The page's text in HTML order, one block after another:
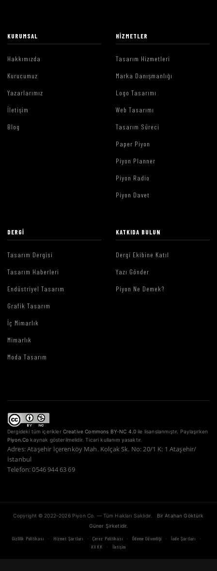
KURUMSAL
Hakkımızda
Kurucumuz
Yazarlarımız
İletişim
Blog
HIZMETLER
Tasarım Hizmetleri
Marka Danışmanlığı
Logo Tasarımı
Web Tasarımı
Tasarım Süreci
Paper Piyon
Piyon Planner
Piyon Radio
Piyon Davet
DERGI
Tasarım Dergisi
Tasarım Haberleri
Endüstriyel Tasarım
Grafik Tasarım
İç Mimarlık
Mimarlık
Moda Tasarım
KATKIDA BULUN
Dergi Ekibine Katıl
Yazı Gönder
Piyon Ne Demek?
Dergideki tüm içerikler Creative Commons BY-NC 4.0 ile lisanslanmıştır. Paylaşırken
Piyon.Co kaynak gösterilmelidir. Ticari kullanım yasaktır.
Adres: Ataşehir İçerenköy Mah. Kolçak Sk. No: 20/1 K: 1 Ataşehir/
İstanbul
Telefon: 0546 944 63 69
Copyright © 2022–2026 Piyon Co. — Tüm Hakları Saklıdır.
Bir Atahan Göktürk
Güner Şirketidir.
Gizlilik Politikası · Hizmet Şartları · Çerez Politikası · Ödeme Güvenliği · İade Şartları ·
KVKK · İletişim